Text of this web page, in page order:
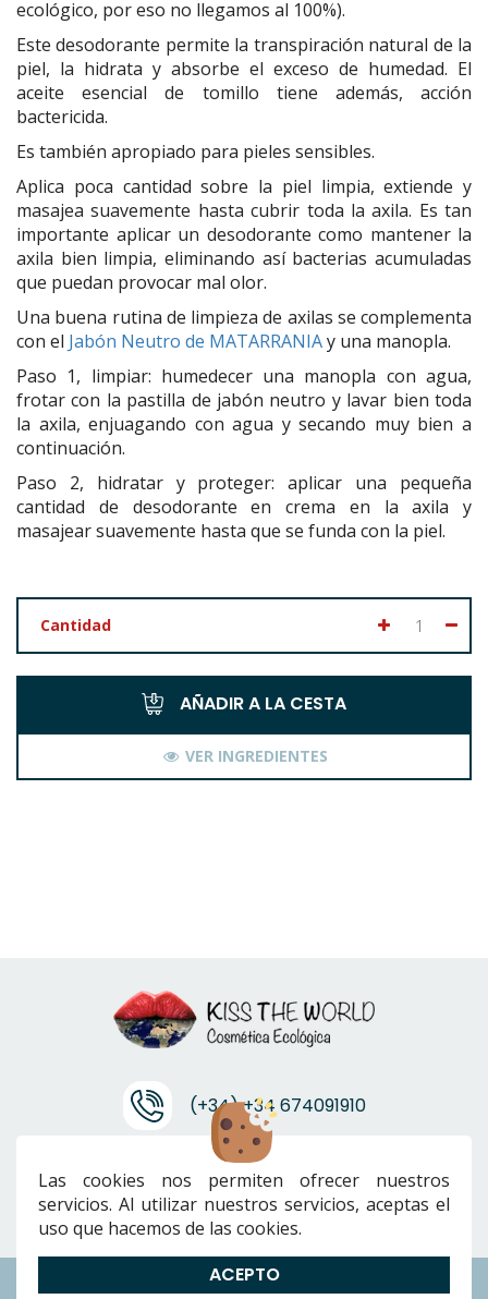
ecológico, por eso no llegamos al 100%).
Este desodorante permite la transpiración natural de la
piel, la hidrata y absorbe el exceso de humedad. El
aceite esencial de tomillo tiene además, acción
bactericida.
Es también apropiado para pieles sensibles.
Aplica poca cantidad sobre la piel limpia, extiende y
masajea suavemente hasta cubrir toda la axila. Es tan
importante aplicar un desodorante como mantener la
axila bien limpia, eliminando así bacterias acumuladas
que puedan provocar mal olor.
Una buena rutina de limpieza de axilas se complementa
con el Jabón Neutro de MATARRANIAy una manopla.
Paso 1, limpiar: humedecer una manopla con agua,
frotar con la pastilla de jabón neutro y lavar bien toda
la axila, enjuagando con agua y secando muy bien a
continuación.
Paso 2, hidratar y proteger: aplicar una pequeña
cantidad de desodorante en crema en la axila y
masajear suavemente hasta que se funda con la piel.
Cantidad
AÑADIR A LA CESTA
VER INGREDIENTES
(+34) +34 674091910
info@ktwcanarias.com
Las cookies nos permiten ofrecer nuestros
servicios. Al utilizar nuestros servicios, aceptas el
uso que hacemos de las cookies.
ACEPTO